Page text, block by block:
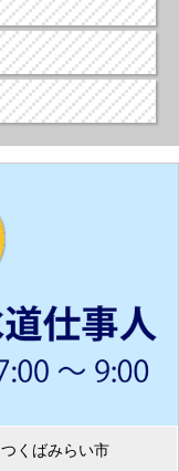
つくばみらい市